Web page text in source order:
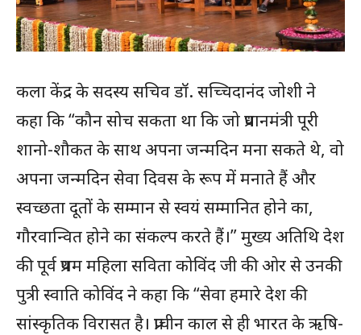
कला केंद्र के सदस्य सचिव डॉ. सच्चिदानंद जोशी ने
कहा कि “कौन सोच सकता था कि जो प्रधानमंत्री पूरी
शानो-शौकत के साथ अपना जन्मदिन मना सकते थे, वो
अपना जन्मदिन सेवा दिवस के रूप में मनाते हैं और
स्वच्छता दूतों के सम्मान से स्वयं सम्मानित होने का,
गौरवान्वित होने का संकल्प करते हैं।” मुख्य अतिथि देश
की पूर्व प्रथम महिला सविता कोविंद जी की ओर से उनकी
पुत्री स्वाति कोविंद ने कहा कि “सेवा हमारे देश की
सांस्कृतिक विरासत है। प्राचीन काल से ही भारत के ऋषि-